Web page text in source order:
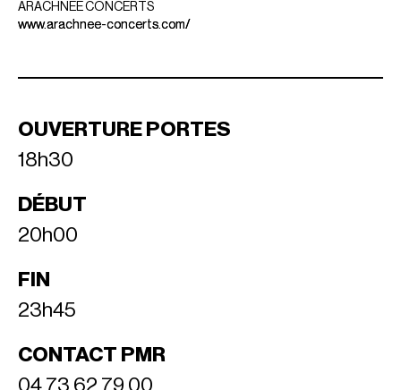
ARACHNEE CONCERTS
www.arachnee-concerts.com/
OUVERTURE PORTES
18h30
DÉBUT
20h00
FIN
23h45
CONTACT PMR
04 73 62 79 00